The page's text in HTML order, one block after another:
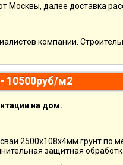
Москвы, далее доставка
компании.
10500руб/м2
на дом.
2500х108х4мм грунт по
защитная